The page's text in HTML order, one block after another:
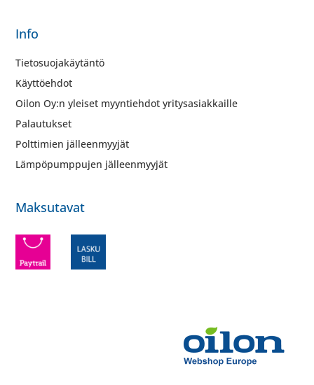
Info
Tietosuojakäytäntö
Käyttöehdot
Oilon Oy:n yleiset myyntiehdot yritysasiakkaille
Palautukset
Polttimien jälleenmyyjät
Lämpöpumppujen jälleenmyyjät
Maksutavat